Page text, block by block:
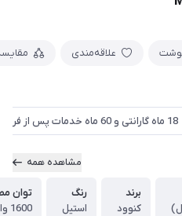
علاقه‌مندی
18 ماه گارانتی و 60 ماه خدمات پس از فروش و گارانتی تعویض
مشاهده همه
برند
کنوود
رنگ
استیل
توان
1600 وات